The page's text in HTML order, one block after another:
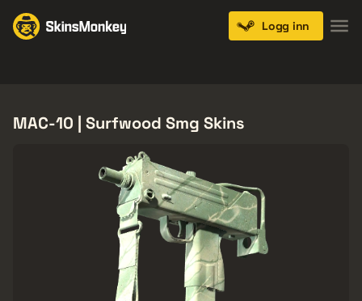
Logg inn
MAC-10 | Surfwood Smg Skins